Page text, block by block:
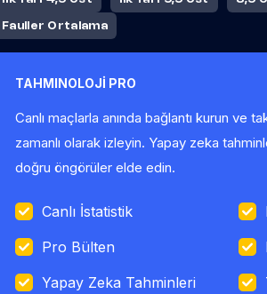
Fauller Ortalama
TAHMINOLOJİ PRO
Canlı maçlarla anında bağlantı kurun ve
zamanlı olarak izleyin. Yapay zeka
doğru öngörüler elde edin.
Canlı İstatistik
Pro Bülten
Yapay Zeka Tahminleri